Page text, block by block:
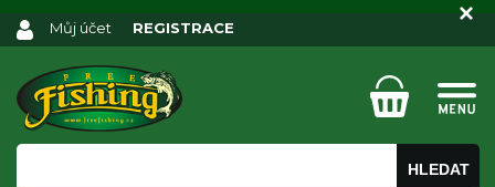
HLEDAT
Můj účet REGISTRACE